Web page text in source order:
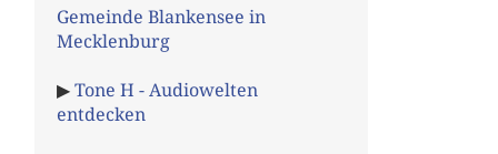
Gemeinde Blankensee in
Mecklenburg
▶Tone H - Audiowelten
entdecken